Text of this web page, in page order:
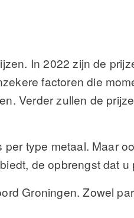
In 2022 zijn de
factoren die
Verder zullen de
type metaal. Maar
de opbrengst dat
Groningen. Zowel